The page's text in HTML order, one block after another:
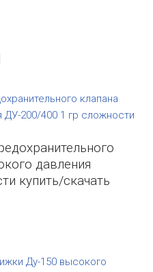
давления
купить/скачать